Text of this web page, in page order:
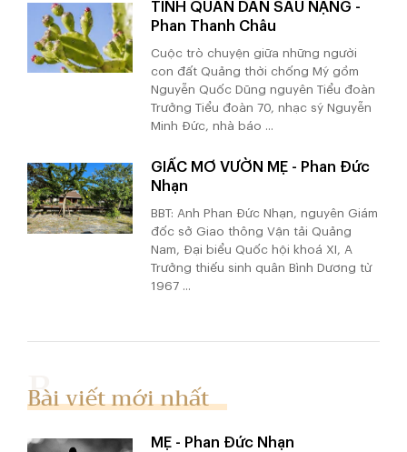
TÌNH QUÂN DÂN SÂU NẶNG -
Phan Thanh Châu
Cuộc trò chuyện giữa những người
con đất Quảng thời chống Mỹ gồm
Nguyễn Quốc Dũng nguyên Tiểu đoàn
Trưởng Tiểu đoàn 70, nhạc sỹ Nguyễn
Minh Đức, nhà báo ...
GIẤC MƠ VƯỜN MẸ - Phan Đức
Nhạn
BBT: Anh Phan Đức Nhạn, nguyên Giám
đốc sở Giao thông Vận tải Quảng
Nam, Đại biểu Quốc hội khoá XI, A
Trưởng thiếu sinh quân Bình Dương từ
1967 ...
Bài viết mới nhất
MẸ - Phan Đức Nhạn